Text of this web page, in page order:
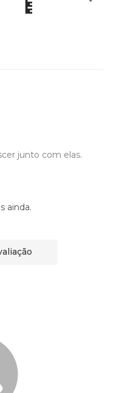
junto com elas.
ainda.